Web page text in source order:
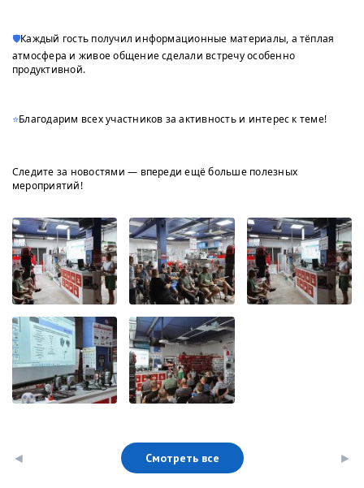
🛡Каждый гость получил информационные материалы, а тёплая
атмосфера и живое общение сделали встречу особенно
продуктивной.
⭐️Благодарим всех участников за активность и интерес к теме!
Следите за новостями — впереди ещё больше полезных
мероприятий!
Смотреть все